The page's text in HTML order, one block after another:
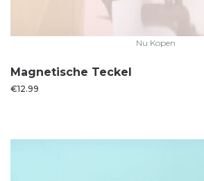
Nu Kopen
Magnetische Teckel
€12.99